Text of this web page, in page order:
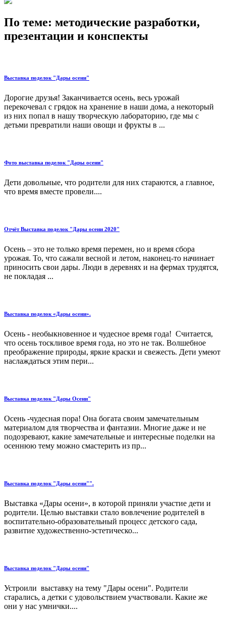
По теме: методические разработки,
презентации и конспекты
Выставка поделок "Дары осени"
Дорогие друзья! Заканчивается осень, весь урожай
перекочевал с грядок на хранение в наши дома, а некоторый
из них попал в нашу творческую лабораторию, где мы с
детьми превратили наши овощи и фрукты в ...
Фото выставка поделок "Дары осени"
Дети довольные, что родители для них стараются, а главное,
что время вместе провели....
Отчёт Выставка поделок "Дары осени 2020"
Осень – это не только время перемен, но и время сбора
урожая. То, что сажали весной и летом, наконец-то начинает
приносить свои дары. Люди в деревнях и на фермах трудятся,
не покладая ...
Выставка поделок «Дары осени».
Осень - необыкновенное и чудесное время года! Считается,
что осень тоскливое время года, но это не так. Волшебное
преображение природы, яркие краски и свежесть. Дети умеют
наслаждаться этим пери...
Выставка поделок "Дары Осени"
Осень -чудесная пора! Она богата своим замечательным
материалом для творчества и фантазии. Многие даже и не
подозревают, какие замечательные и интересные поделки на
осеннюю тему можно смастерить из пр...
Выставка поделок "Дары осени"".
Выставка «Дары осени», в которой приняли участие дети и
родители. Целью выставки стало вовлечение родителей в
воспитательно-образовательный процесс детского сада,
развитие художественно-эстетическо...
Выставка поделок "Дары осени"
Устроили выставку на тему "Дары осени". Родители
старались, а детки с удовольствием участвовали. Какие же
они у нас умнички....